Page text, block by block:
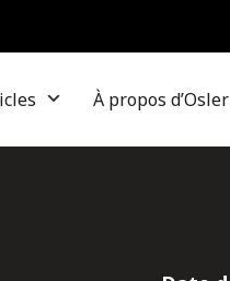
À propos d’Osler